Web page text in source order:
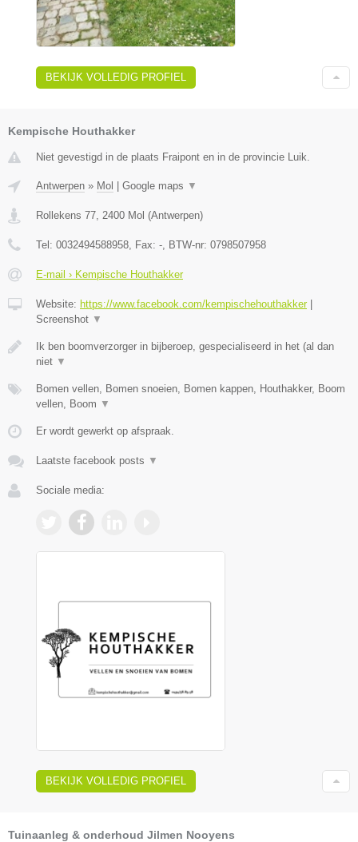
BEKIJK VOLLEDIG PROFIEL
Kempische Houthakker
Niet gevestigd in de plaats Fraipont en in de provincie Luik.
Antwerpen » Mol Google maps ▼
Rollekens 77, 2400 Mol (Antwerpen)
Tel: 0032494588958, Fax: -, BTW-nr: 0798507958
E-mail › Kempische Houthakker
Website: https://www.facebook.com/kempischehouthakker|
Screenshot ▼
Ik ben boomverzorger in bijberoep, gespecialiseerd in het (al dan
niet ▼
Bomen vellen, Bomen snoeien, Bomen kappen, Houthakker, Boom
vellen, Boom ▼
Er wordt gewerkt op afspraak.
Laatste facebook posts ▼
Sociale media:
BEKIJK VOLLEDIG PROFIEL
Tuinaanleg & onderhoud Jilmen Nooyens